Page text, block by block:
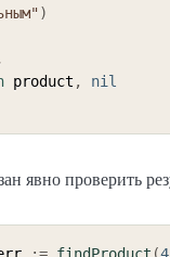
)
product ,
nil
явно проверить